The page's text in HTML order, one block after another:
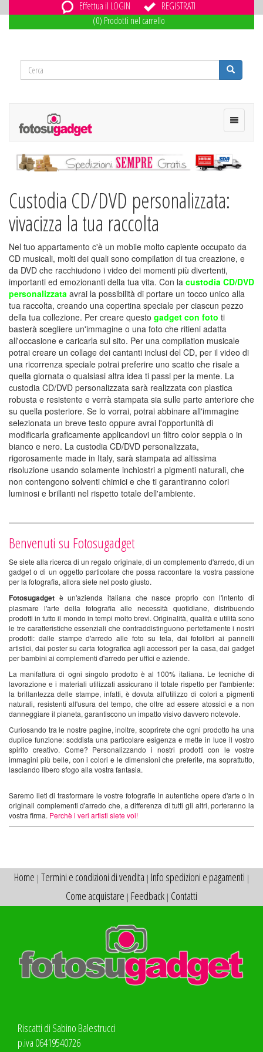
Effettua il LOGIN
REGISTRATI
(0) Prodotti nel carrello
Home
Fotomox
Toggle
Custodia CD/DVD personalizzata:
vivacizza la tua raccolta
Nel tuo appartamento c'è un mobile molto capiente occupato da
CD musicali, molti dei quali sono compilation di tua creazione, e
da DVD che racchiudono i video dei momenti più divertenti,
importanti ed emozionanti della tua vita. Con la custodia CD/DVD
personalizzata avrai la possibilità di portare un tocco unico alla
tua raccolta, creando una copertina speciale per ciascun pezzo
della tua collezione. Per creare questo gadget con foto ti
basterà scegliere un'immagine o una foto che ritieni adatta
all'occasione e caricarla sul sito. Per una compilation musicale
potrai creare un collage dei cantanti inclusi del CD, per il video di
una ricorrenza speciale potrai preferire uno scatto che risale a
quella giornata o qualsiasi altra idea ti passi per la mente. La
custodia CD/DVD personalizzata sarà realizzata con plastica
robusta e resistente e verrà stampata sia sulle parte anteriore che
su quella posteriore. Se lo vorrai, potrai abbinare all'immagine
selezionata un breve testo oppure avrai l'opportunità di
modificarla graficamente applicandovi un filtro color seppia o in
bianco e nero. La custodia CD/DVD personalizzata,
rigorosamente made in Italy, sarà stampata ad altissima
risoluzione usando solamente inchiostri a pigmenti naturali, che
non contengono solventi chimici e che ti garantiranno colori
luminosi e brillanti nel rispetto totale dell'ambiente.
Benvenuti su Fotosugadget
Se siete alla ricerca di un regalo originale, di un complemento d'arredo, di un
gadget o di un oggetto particolare che possa raccontare la vostra passione
per la fotografia, allora siete nel posto giusto.
Fotosugadget è un'azienda italiana che nasce proprio con l'intento di
plasmare l'arte della fotografia alle necessità quotidiane, distribuendo
prodotti in tutto il mondo in tempi molto brevi. Originalità, qualità e utilità sono
le tre caratteristiche essenziali che contraddistinguono perfettamente i nostri
prodotti: dalle stampe d'arredo alle foto su tela, dai fotolibri ai pannelli
artistici, dai poster su carta fotografica agli accessori per la casa, dai gadget
per bambini ai complementi d'arredo per uffici e aziende.
La manifattura di ogni singolo prodotto è al 100% italiana. Le tecniche di
lavorazione e i materiali utilizzati assicurano il totale rispetto per l'ambiente:
la brillantezza delle stampe, infatti, è dovuta all'utilizzo di colori a pigmenti
naturali, resistenti all'usura del tempo, che oltre ad essere atossici e a non
danneggiare il pianeta, garantiscono un impatto visivo davvero notevole.
Curiosando tra le nostre pagine, inoltre, scoprirete che ogni prodotto ha una
duplice funzione: soddisfa una particolare esigenza e mette in luce il vostro
spirito creativo. Come? Personalizzando i nostri prodotti con le vostre
immagini più belle, con i colori e le dimensioni che preferite, ma soprattutto,
lasciando libero sfogo alla vostra fantasia.
Saremo lieti di trasformare le vostre fotografie in autentiche opere d'arte o in
originali complementi d'arredo che, a differenza di tutti gli altri, porteranno la
vostra firma. Perchè i veri artisti siete voi!
Home | Termini e condizioni di vendita | Info spedizioni e pagamenti |
Come acquistare | Feedback | Contatti
Riscatti di Sabino Balestrucci
p.iva 06419540726